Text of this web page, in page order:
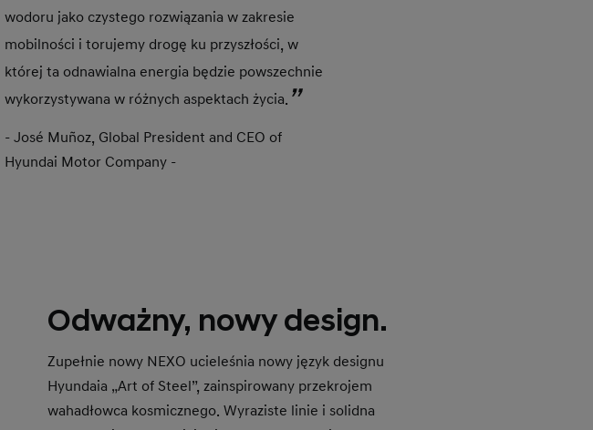
wodoru jako czystego rozwiązania w zakresie
mobilności i torujemy drogę ku przyszłości, w
której ta odnawialna energia będzie powszechnie
wykorzystywana w różnych aspektach życia.
- José Muñoz, Global President and CEO of
Hyundai Motor Company -
Odważny, nowy design.
Zupełnie nowy NEXO ucieleśnia nowy język designu
Hyundaia „Art of Steel”, zainspirowany przekrojem
wahadłowca kosmicznego. Wyraziste linie i solidna